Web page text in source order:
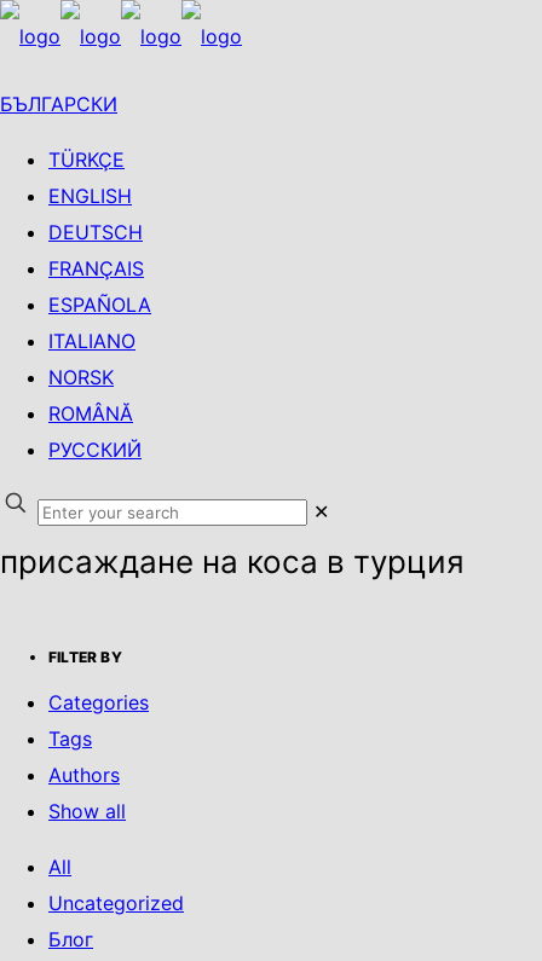
БЪЛГАРСКИ
TÜRKÇE
ENGLISH
DEUTSCH
FRANÇAIS
ESPAÑOLA
ITALIANO
NORSK
ROMÂNĂ
РУССКИЙ
✕
присаждане на коса в турция
FILTER BY
Categories
Tags
Authors
Show all
All
Uncategorized
Блог